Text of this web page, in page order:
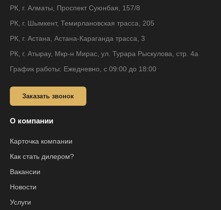
РК, г. Алматы, Проспект Суюнбая, 157/8
РК, г. Шымкент, Темирлановская трасса, 205
РК, г. Астана, Астана-Караганда трасса, 3
РК, г. Атырау, Мкр-н Мирас, ул. Турара Рыскулова, стр. 4а
График работы: Ежедневно, с 09:00 до 18:00
Заказать звонок
О компании
Карточка компании
Как стать дилером?
Вакансии
Новости
Услуги